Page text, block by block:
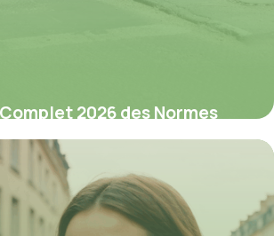
2026 des Normes